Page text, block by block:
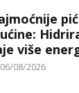
više
Posted
06/08/2026